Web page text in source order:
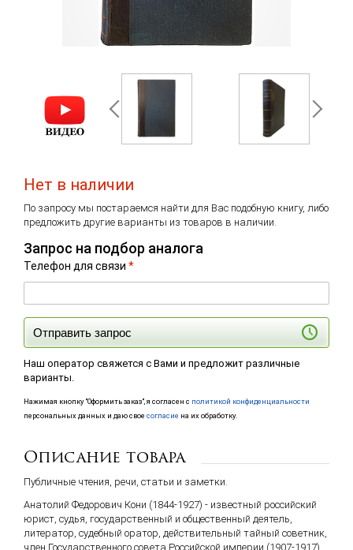
Нет в наличии
По запросу мы постараемся найти для Вас подобную книгу, либо
предложить другие варианты из товаров в наличии.
Запрос на подбор аналога
Телефон для связи *
Отправить запрос
Наш оператор свяжется с Вами и предложит различные
варианты.
Нажимая кнопку "Оформить заказ", я согласен с политикой конфиденциальности
персональных данных и даю свое согласие на их обработку.
Описание товара
Публичные чтения, речи, статьи и заметки.
Анатолий Федорович Кони (1844-1927) - известный российский
юрист, судья, государственный и общественный деятель,
литератор, судебный оратор, действительный тайный советник,
член Государственного совета Российской империи (1907-1917).